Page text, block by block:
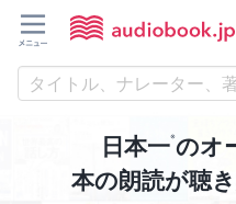
日本一※のオ
本の朗読が聴